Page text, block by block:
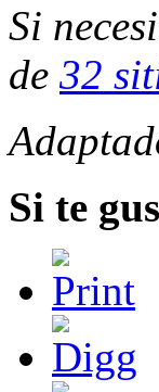
Si
de 32
Si te